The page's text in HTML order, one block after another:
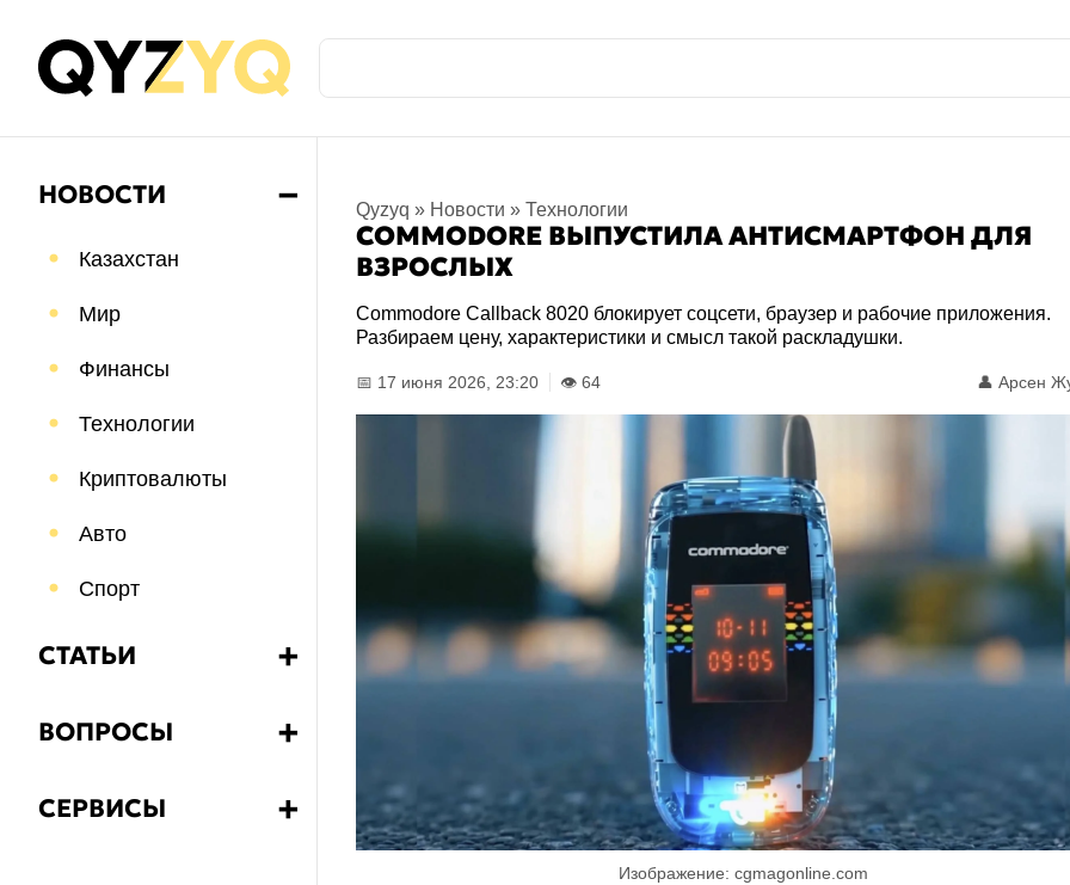
НОВОСТИ ➖
Казахстан
Мир
Финансы
Технологии
Криптовалюты
Авто
Спорт
СТАТЬИ ➕
Бизнес
ВОПРОСЫ ➕
Какой?
СЕРВИСЫ ➕
Qyzyq » Новости » Технологии
COMMODORE ВЫПУСТИЛА АНТИСМАРТФОН ДЛЯ
ВЗРОСЛЫХ
Commodore Callback 8020 блокирует соцсети, браузер и рабочие приложения.
Разбираем цену, характеристики и смысл такой раскладушки.
📅 17 июня 2026, 23:20 👁️ 64 👤 Арсен
Изображение: cgmagonline.com